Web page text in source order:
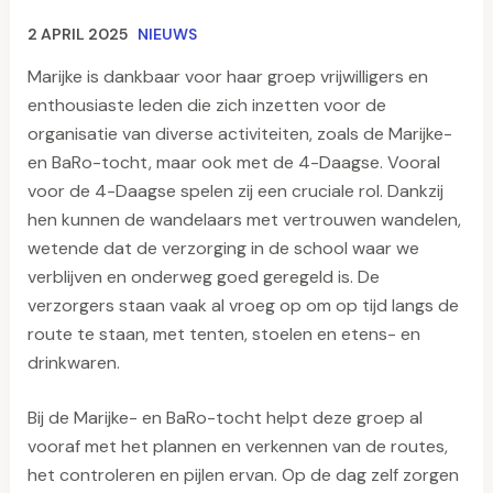
2 APRIL 2025 NIEUWS
Marijke is dankbaar voor haar groep vrijwilligers en
enthousiaste leden die zich inzetten voor de
organisatie van diverse activiteiten, zoals de Marijke-
en BaRo-tocht, maar ook met de 4-Daagse. Vooral
voor de 4-Daagse spelen zij een cruciale rol. Dankzij
hen kunnen de wandelaars met vertrouwen wandelen,
wetende dat de verzorging in de school waar we
verblijven en onderweg goed geregeld is. De
verzorgers staan vaak al vroeg op om op tijd langs de
route te staan, met tenten, stoelen en etens- en
drinkwaren.
Bij de Marijke- en BaRo-tocht helpt deze groep al
vooraf met het plannen en verkennen van de routes,
het controleren en pijlen ervan. Op de dag zelf zorgen